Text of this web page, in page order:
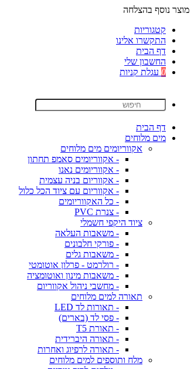
מוצר נוסף בהצלחה
קטגוריות
התקשרו אלינו
דף הבית
החשבון שלי
0 עגלת קניות
דף הבית
מים מלוחים
אקווריומים מים מלוחים
- אקווריומים סאמפ תחתון
- אקווריומים נאנו
- אקווריום בניה עצמית
- אקווריום עם ציוד הכל כלול
- כל האקווריומים
- צנרת PVC
ציוד היקפי חשמלי
- משאבות העלאה
- פורקי חלבונים
- משאבות גלים
- רולרמט - פרלון אוטומטי
- משאבות מינון ואוטומציה
- מחשבי ניהול אקווריום
תאורה למים מלוחים
- תאורות לד LED
- פסי לד (בארים)
- תאורת T5
- תאורה היברידית
- תאורה לרפיוג ואחרות
מלח ותוספים למים מלוחים